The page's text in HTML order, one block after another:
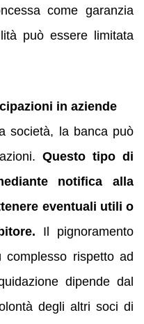
come garanzia
può essere limitata
in aziende
società, la banca può
Questo tipo di
notifica alla
eventuali utili o
Il pignoramento
rispetto ad
dipende dal
degli altri soci di